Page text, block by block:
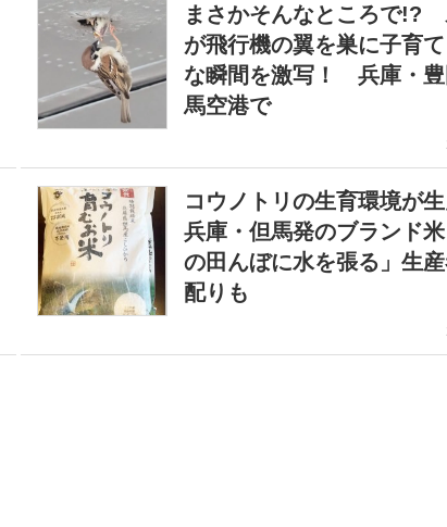
まさかそんなところで!?
が飛行機の翼を巣に子育
な瞬間を激写！ 兵庫・豊
馬空港で
コウノトリの生育環境が
兵庫・但馬発のブランド
の田んぼに水を張る」生
配りも